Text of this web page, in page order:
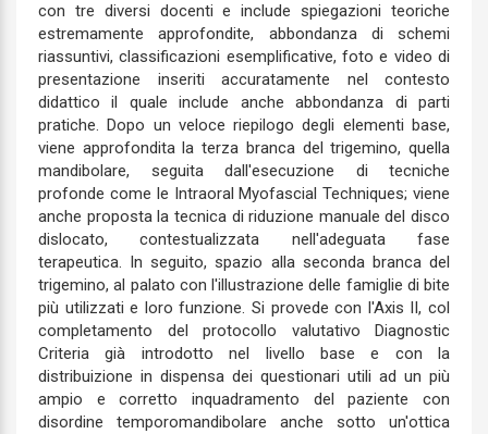
con tre diversi docenti e include spiegazioni teoriche
estremamente approfondite, abbondanza di schemi
riassuntivi, classificazioni esemplificative, foto e video di
presentazione inseriti accuratamente nel contesto
didattico il quale include anche abbondanza di parti
pratiche. Dopo un veloce riepilogo degli elementi base,
viene approfondita la terza branca del trigemino, quella
mandibolare, seguita dall'esecuzione di tecniche
profonde come le Intraoral Myofascial Techniques; viene
anche proposta la tecnica di riduzione manuale del disco
dislocato, contestualizzata nell'adeguata fase
terapeutica. In seguito, spazio alla seconda branca del
trigemino, al palato con l'illustrazione delle famiglie di bite
più utilizzati e loro funzione. Si provede con l'Axis II, col
completamento del protocollo valutativo Diagnostic
Criteria già introdotto nel livello base e con la
distribuizione in dispensa dei questionari utili ad un più
ampio e corretto inquadramento del paziente con
disordine temporomandibolare anche sotto un'ottica